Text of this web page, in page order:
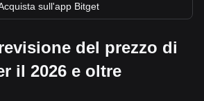
sull'app Bitget
del prezzo di
il 2026 e oltre